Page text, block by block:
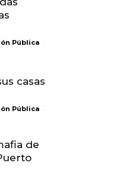
Pública -
casas
Pública -
de